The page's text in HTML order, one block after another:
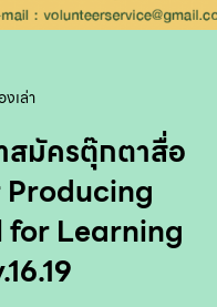
เล่า
สมัครตุ๊กตาสื่อ
for Learning